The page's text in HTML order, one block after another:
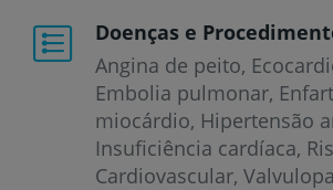
Doenças e
Angina de peito
Embolia pulmonar
miocárdio Hipertensão
Insuficiência cardíaca
Cardiovascular